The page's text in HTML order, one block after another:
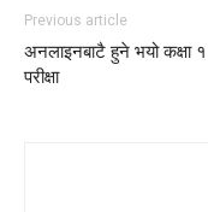
Previous article
अनलाइनबाटै हुने भयो कक्षा
परीक्षा